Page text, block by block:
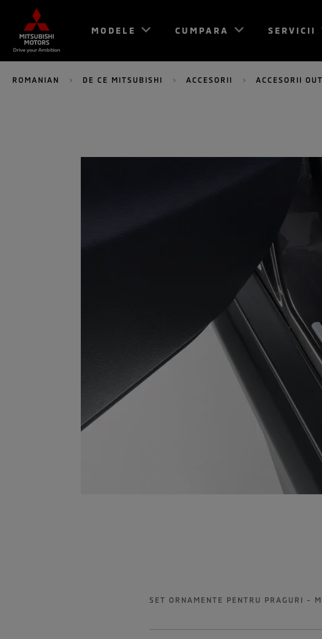
MODELE CUMPARA SERVICII
ROMANIAN DE CE MITSUBISHI ACCESORII ACCESORII
SET ORNAMENTE PENTRU PRAGURI -